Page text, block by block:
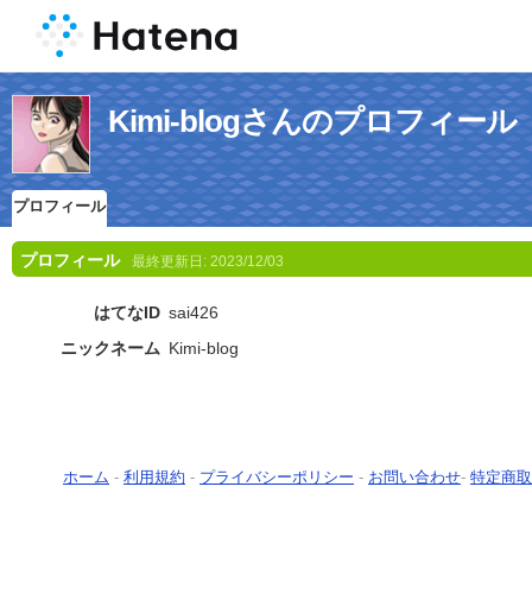
Kimi-blogさんのプロフィール
プロフィール
プロフィール 最終更新日: 2023/12/03
はてなID sai426
ニックネーム Kimi-blog
ホーム - 利用規約 - プライバシーポリシー - お問い合わせ- 特定商